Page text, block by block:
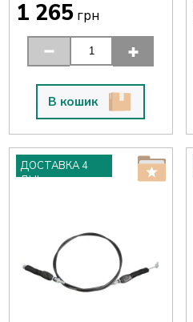
1 265 грн
В кошик
ДОСТАВКА 4
ДНІ